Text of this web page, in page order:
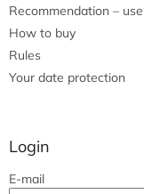
Recommendation –
How to buy
Rules
Your date protection
Login
E-mail